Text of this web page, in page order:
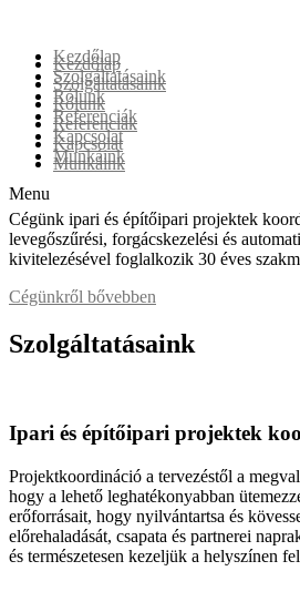
contentKezdőlap
Szolgáltatásaink
Rólunk
Referenciák
Kapcsolat
Munkáink
Menu
Kezdőlap
Szolgáltatásaink
Rólunk
Referenciák
Kapcsolat
Munkáink
Cégünk ipari és építőipari projektek
levegőszűrési, forgácskezelési és
kivitelezésével foglalkozik 30 éves
Cégünkről bővebben
Szolgáltatásaink
Ipari és építőipari projektek
Projektkoordináció a tervezéstől a
hogy a lehető leghatékonyabban
erőforrásait, hogy nyilvántartsa és
előrehaladását, csapata és partnerei
és természetesen kezeljük a helyszínen